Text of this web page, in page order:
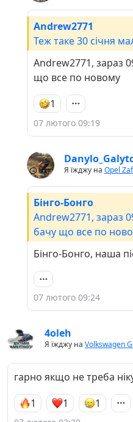
Andrew2771
Теж таке 30 січня
Andrew2771, зараз
що все по новому
1
07 лютого 09:19
Я їжджу на Opel
Бінго-Бонго
Andrew2771, зараз
бачу що все по
Бінго-Бонго, наша
07 лютого 09:24
4oleh
Я їжджу на Volkswagen
гарно якщо не треба
1
1
1